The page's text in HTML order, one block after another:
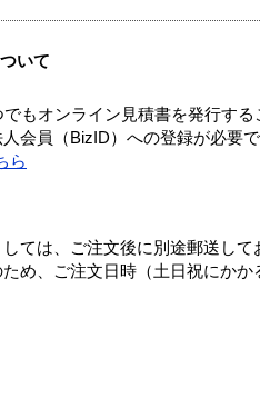
いて
もオンライン見積書を発行する
会員（BizID）への登録が必要で
ら
ては、ご注文後に別途郵送して
め、ご注文日時（土日祝にか